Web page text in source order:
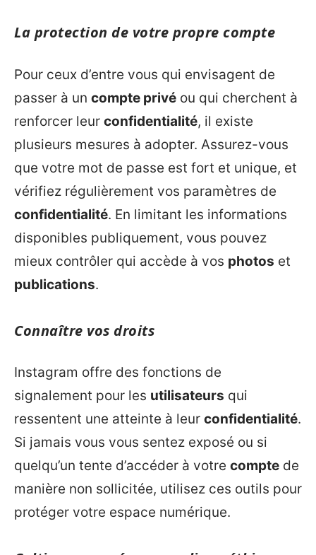
La protection de votre propre compte
Pour ceux d’entre vous qui envisagent de
passer à un compte privé ou qui cherchent à
renforcer leur confidentialité, il existe
plusieurs mesures à adopter. Assurez-vous
que votre mot de passe est fort et unique, et
vérifiez régulièrement vos paramètres de
confidentialité. En limitant les informations
disponibles publiquement, vous pouvez
mieux contrôler qui accède à vos photos et
publications.
Connaître vos droits
Instagram offre des fonctions de
signalement pour les utilisateurs qui
ressentent une atteinte à leur confidentialité.
Si jamais vous vous sentez exposé ou si
quelqu’un tente d’accéder à votre compte de
manière non sollicitée, utilisez ces outils pour
protéger votre espace numérique.